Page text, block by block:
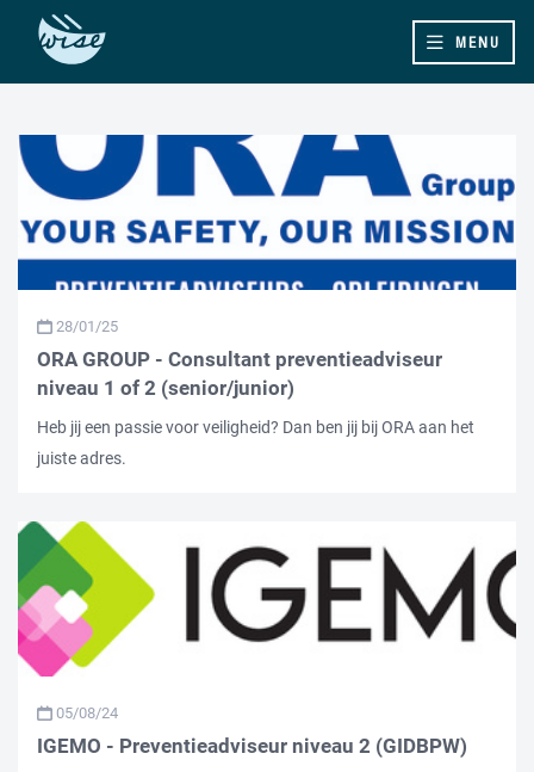
MENU
28/01/25
ORA GROUP - Consultant preventieadviseur
niveau 1 of 2 (senior/junior)
Heb jij een passie voor veiligheid? Dan ben jij bij ORA aan het
juiste adres.
05/08/24
IGEMO - Preventieadviseur niveau 2 (GIDBPW)